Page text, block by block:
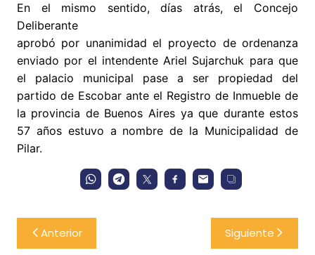
En el mismo sentido, días atrás, el Concejo
Deliberante
aprobó por unanimidad el proyecto de ordenanza
enviado por el intendente Ariel Sujarchuk para que
el palacio municipal pase a ser propiedad del
partido de Escobar ante el Registro de Inmueble de
la provincia de Buenos Aires ya que durante estos
57 años estuvo a nombre de la Municipalidad de
Pilar.
Navegación
de
Anterior Siguiente